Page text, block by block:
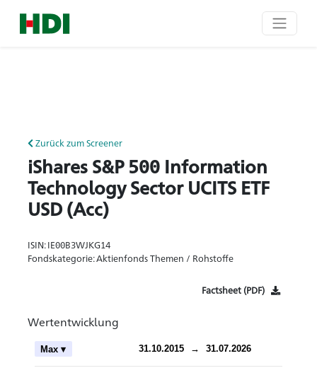
Zurück zum Screener
iShares S&P 500 Information
Technology Sector UCITS ETF
USD (Acc)
ISIN: IE00B3WJKG14
Fondskategorie: Aktienfonds Themen / Rohstoffe
Factsheet (PDF)
Wertentwicklung
31.10.2015 → 31.07.2026
Max ▾